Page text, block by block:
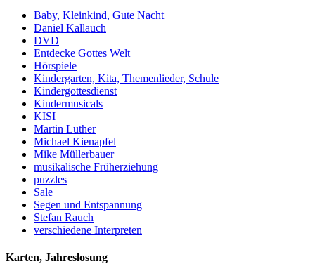
Baby, Kleinkind, Gute Nacht
Daniel Kallauch
DVD
Entdecke Gottes Welt
Hörspiele
Kindergarten, Kita, Themenlieder, Schule
Kindergottesdienst
Kindermusicals
KISI
Martin Luther
Michael Kienapfel
Mike Müllerbauer
musikalische Früherziehung
puzzles
Sale
Segen und Entspannung
Stefan Rauch
verschiedene Interpreten
Karten, Jahreslosung